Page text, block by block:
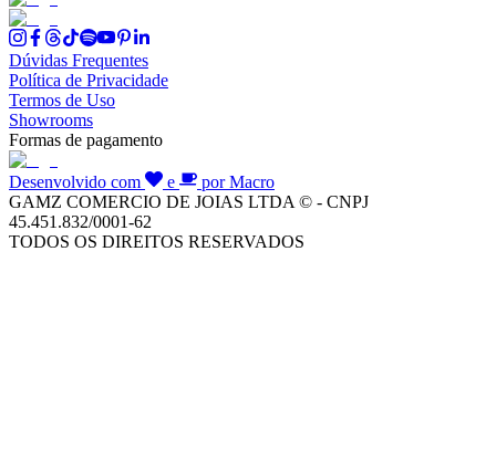
Dúvidas Frequentes
Política de Privacidade
Termos de Uso
Showrooms
Formas de pagamento
Desenvolvido com e
por Macro
GAMZ COMERCIO DE JOIAS LTDA © - CNPJ
45.451.832/0001-62
TODOS OS DIREITOS RESERVADOS